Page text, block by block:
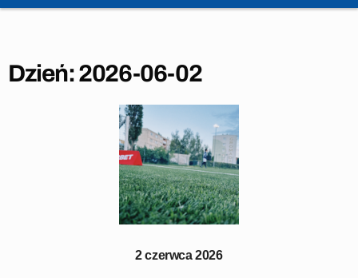
Dzień:2026-06-02
2 czerwca 2026